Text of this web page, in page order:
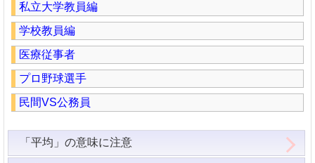
私立大学教員編
学校教員編
医療従事者
プロ野球選手
民間VS公務員
「平均」の意味に注意